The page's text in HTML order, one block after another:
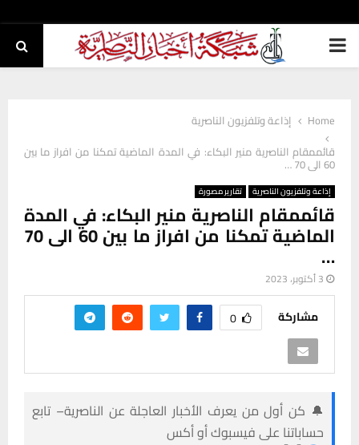
PRIMARY
Home
إذاعة وتلفزيون الناصرية
قائممقام الناصرية منير البكاء: في المدة الماضية تمكنا من افراز ما بين
60 الى 70 …
إذاعة وتلفزيون الناصرية تقارير مصورة
قائممقام الناصرية منير البكاء: في المدة
الماضية تمكنا من افراز ما بين 60 الى 70
…
3 أكتوبر، 2023
مشاركة 0
🔔 كن أول من يعرف الأخبار العاجلة عن الناصرية– تابع
حساباتنا على فيسبوك أو أكس